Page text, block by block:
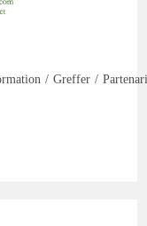
/ Greffer /